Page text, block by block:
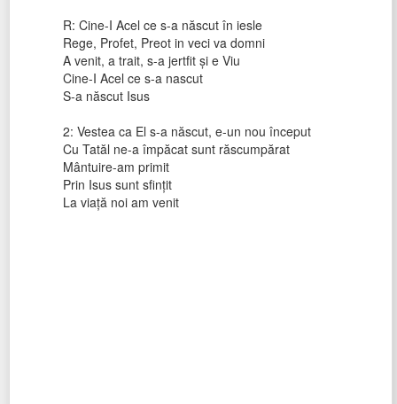
R: Cine-I Acel ce s-a născut în iesle
Rege, Profet, Preot in veci va domni
A venit, a trait, s-a jertfit și e Viu
Cine-I Acel ce s-a nascut
S-a născut Isus
2: Vestea ca El s-a născut, e-un nou început
Cu Tatăl ne-a împăcat sunt răscumpărat
Mântuire-am primit
Prin Isus sunt sfințit
La viață noi am venit